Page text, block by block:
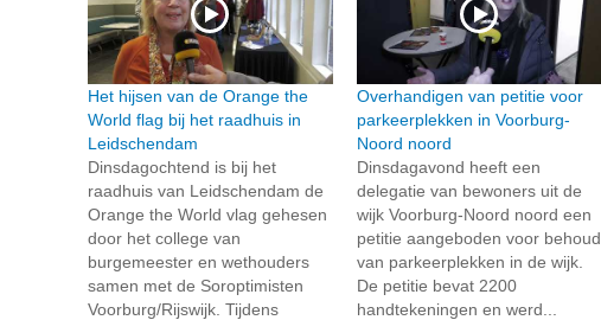
Het hijsen van de Orange the
World flag bij het raadhuis in
Leidschendam
Dinsdagochtend is bij het
raadhuis van Leidschendam de
Orange the World vlag gehesen
door het college van
burgemeester en wethouders
samen met de Soroptimisten
Voorburg/Rijswijk. Tijdens
Overhandigen van petitie voor
parkeerplekken in Voorburg-
Noord noord
Dinsdagavond heeft een
delegatie van bewoners uit de
wijk Voorburg-Noord noord een
petitie aangeboden voor behoud
van parkeerplekken in de wijk.
De petitie bevat 2200
handtekeningen en werd...